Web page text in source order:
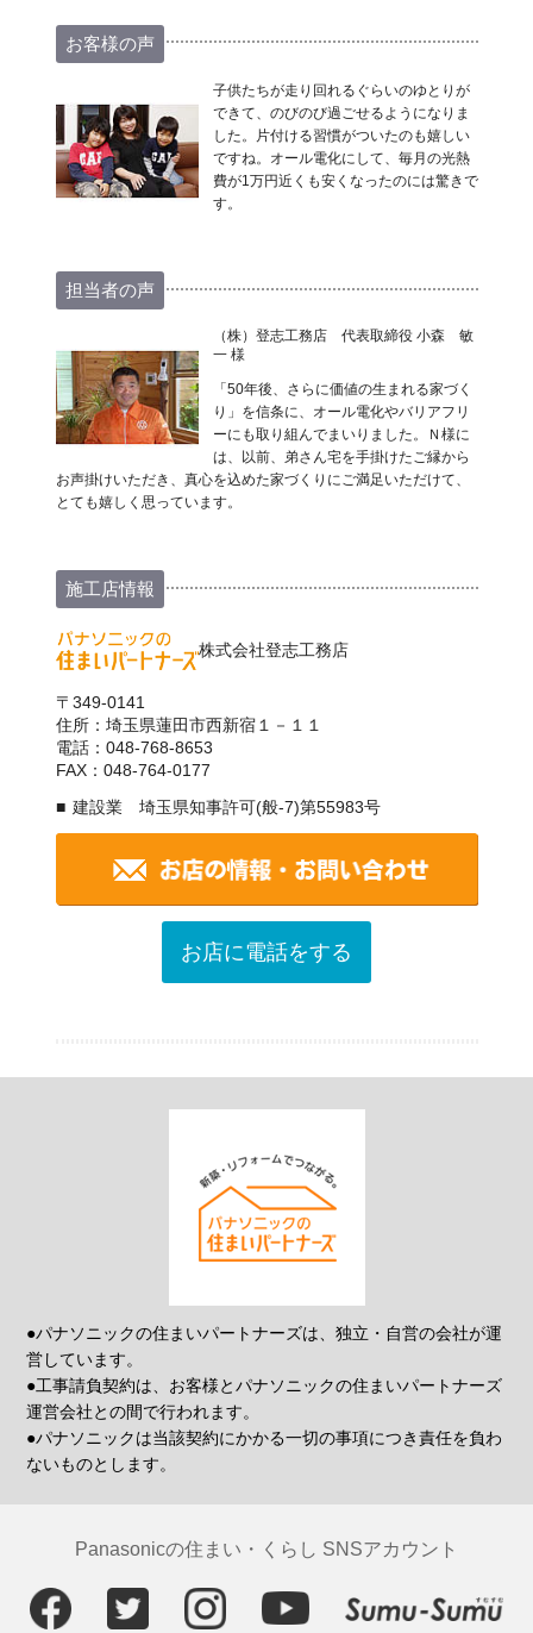
お客様の声
子供たちが走り回れるぐらいのゆとりが
できて、のびのび過ごせるようになりま
した。片付ける習慣がついたのも嬉しい
ですね。オール電化にして、毎月の光熱
費が1万円近くも安くなったのには驚きで
す。
担当者の声
（株）登志工務店 代表取締役 小森 敏
一 様
「50年後、さらに価値の生まれる家づく
り」を信条に、オール電化やバリアフリ
ーにも取り組んでまいりました。Ｎ様に
は、以前、弟さん宅を手掛けたご縁から
お声掛けいただき、真心を込めた家づくりにご満足いただけて、
とても嬉しく思っています。
施工店情報
株式会社登志工務店
〒349-0141
住所：埼玉県蓮田市西新宿１－１１
電話：048-768-8653
FAX：048-764-0177
建設業 埼玉県知事許可(般-7)第55983号
お店に電話をする
●パナソニックの住まいパートナーズは、独立・自営の会社が運
営しています。
●工事請負契約は、お客様とパナソニックの住まいパートナーズ
運営会社との間で行われます。
●パナソニックは当該契約にかかる一切の事項につき責任を負わ
ないものとします。
Panasonicの住まい・くらし SNSアカウント